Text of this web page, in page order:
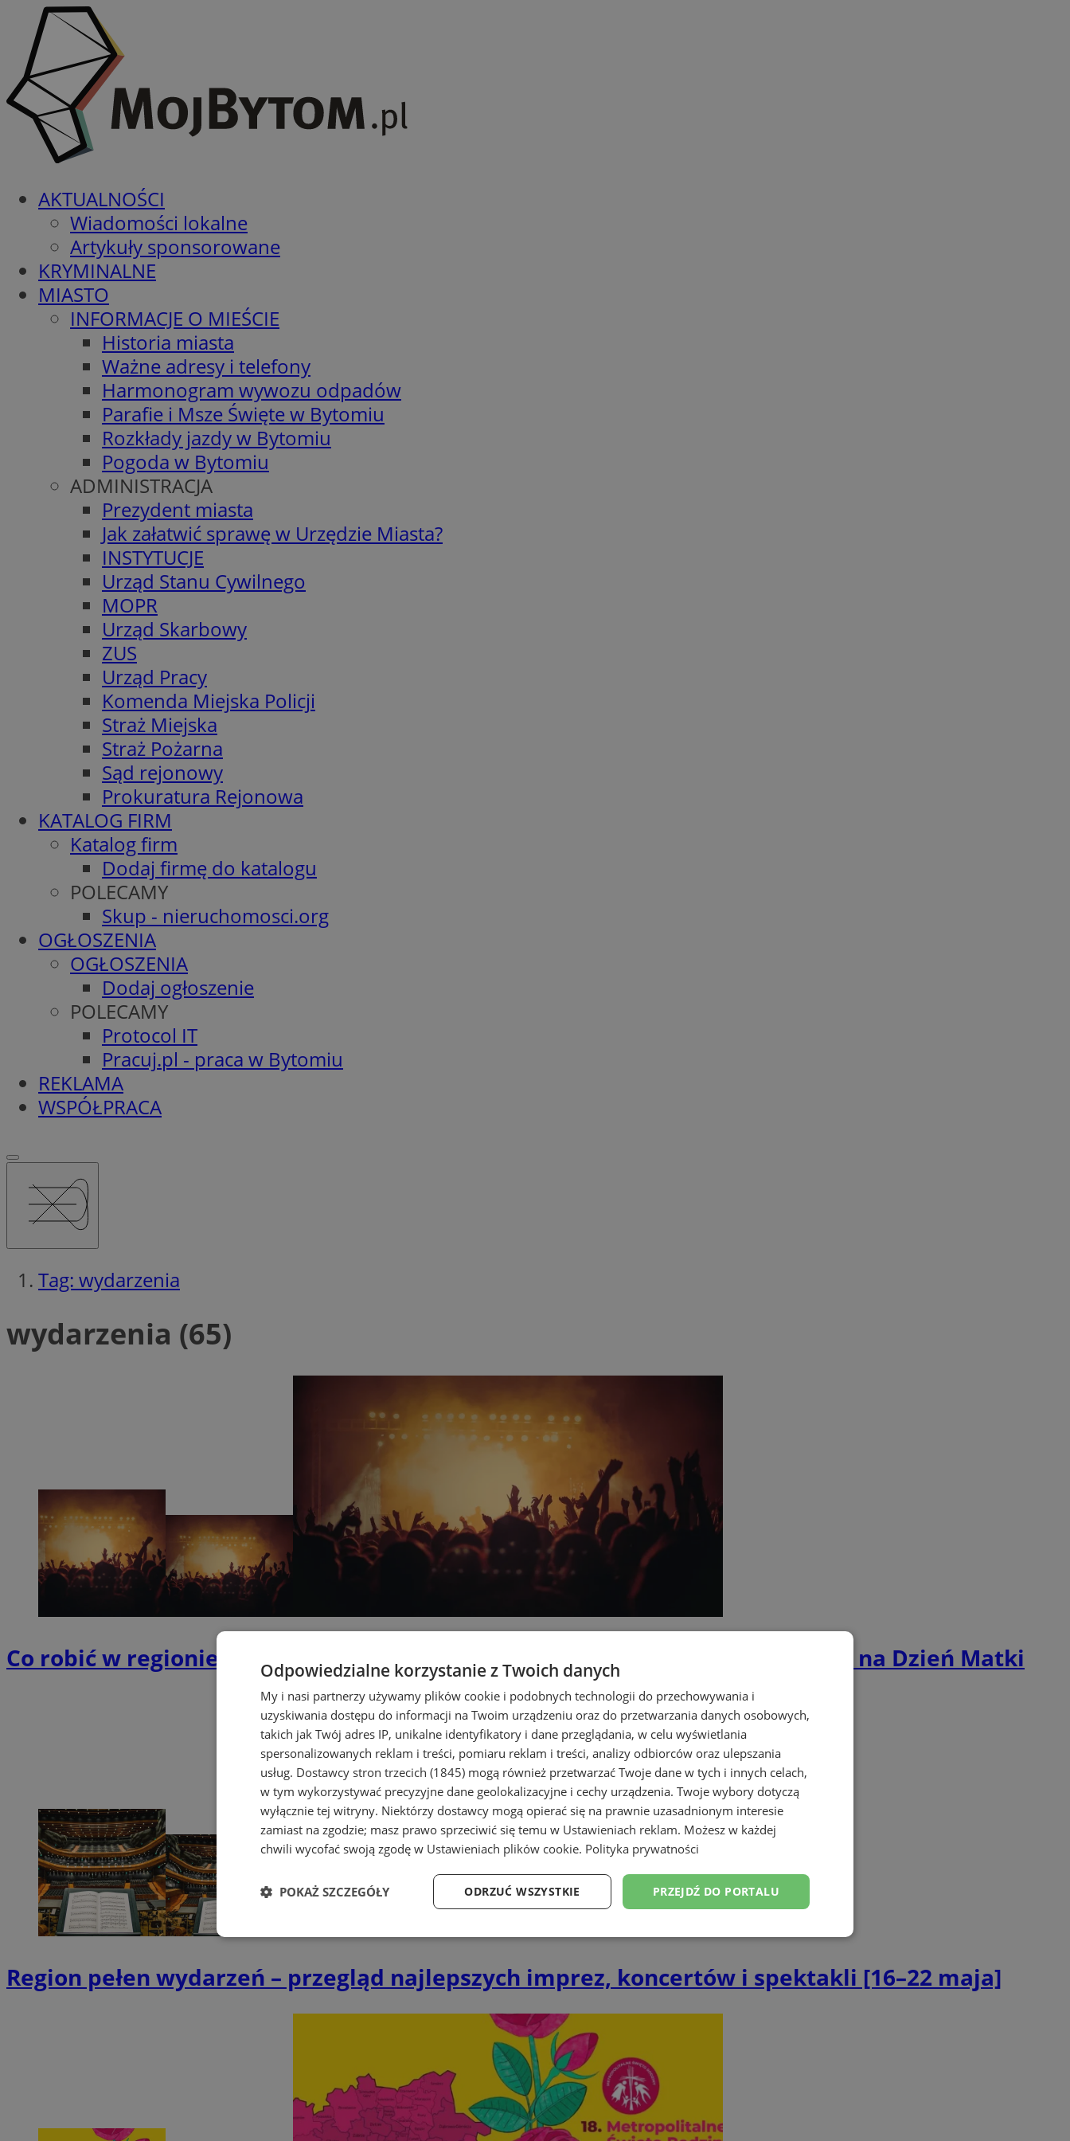
AKTUALNOŚCI
Wiadomości lokalne
Artykuły sponsorowane
KRYMINALNE
MIASTO
INFORMACJE O MIEŚCIE
Historia miasta
Ważne adresy i telefony
Harmonogram wywozu odpadów
Parafie i Msze Święte w Bytomiu
Rozkłady jazdy w Bytomiu
Pogoda w Bytomiu
ADMINISTRACJA
Prezydent miasta
Jak załatwić sprawę w Urzędzie Miasta?
INSTYTUCJE
Urząd Stanu Cywilnego
MOPR
Urząd Skarbowy
ZUS
Urząd Pracy
Komenda Miejska Policji
Straż Miejska
Straż Pożarna
Sąd rejonowy
Prokuratura Rejonowa
KATALOG FIRM
Katalog firm
Dodaj firmę do katalogu
POLECAMY
Skup - nieruchomosci.org
OGŁOSZENIA
OGŁOSZENIA
Dodaj ogłoszenie
POLECAMY
Protocol IT
Pracuj.pl - praca w Bytomiu
REKLAMA
WSPÓŁPRACA
Tag: wydarzenia
wydarzenia (65)
Co robić w regionie 23–29 maja? Najlepsze koncerty, spektakle oraz atrakcje na Dzień Matki
Region pełen wydarzeń – przegląd najlepszych imprez, koncertów i spektakli [16–22 maja]
Odpowiedzialne korzystanie z Twoich danych
My i nasi partnerzy używamy plików cookie i podobnych technologii do przechowywania i
uzyskiwania dostępu do informacji na Twoim urządzeniu oraz do przetwarzania danych osobowych,
takich jak Twój adres IP, unikalne identyfikatory i dane przeglądania, w celu wyświetlania
spersonalizowanych reklam i treści, pomiaru reklam i treści, analizy odbiorców oraz ulepszania
usług. Dostawcy stron trzecich (1845) mogą również przetwarzać Twoje dane w tych i innych celach,
w tym wykorzystywać precyzyjne dane geolokalizacyjne i cechy urządzenia. Twoje wybory dotyczą
wyłącznie tej witryny. Niektórzy dostawcy mogą opierać się na prawnie uzasadnionym interesie
zamiast na zgodzie; masz prawo sprzeciwić się temu w Ustawieniach reklam. Możesz w każdej
chwili wycofać swoją zgodę w Ustawieniach plików cookie. Polityka prywatności
PRZEJDŹ DO PORTALU
ODRZUĆ WSZYSTKIE
POKAŻ SZCZEGÓŁY
Niezbędne Wydajność Targetowanie Funkcjonalność Niesklasyfikowane
Targetowanie Funkcjonalność
Niezbędne pliki cookie umożliwiają korzystanie z podstawowych funkcji strony internetowej, takich jak logowanie użytkownika i
zarządzanie kontem. Bez niezbędnych plików cookie nie można prawidłowo korzystać ze strony internetowej.
Provider
Domena
Okres
przechowywania
Opis